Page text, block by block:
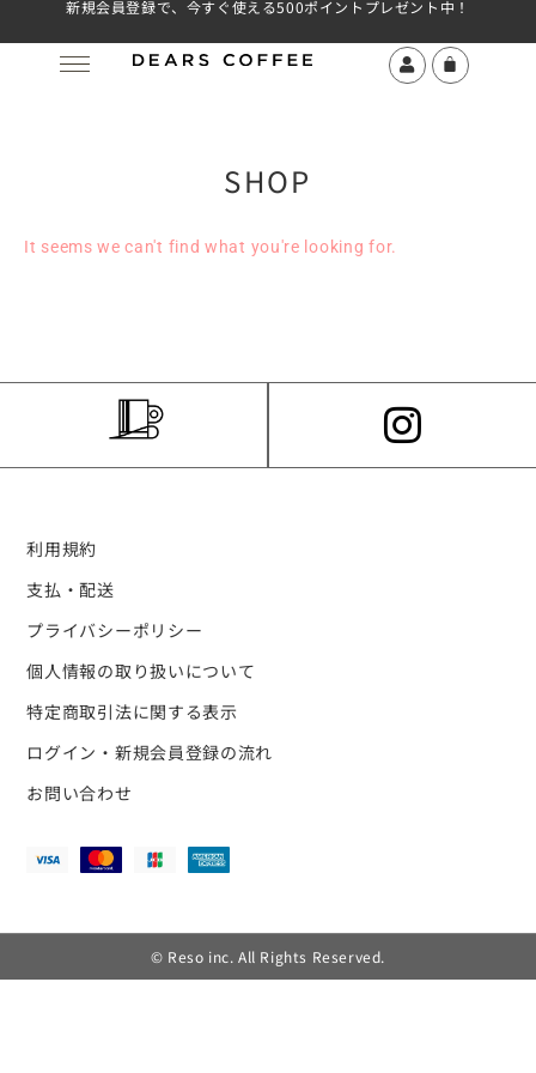
新規会員登録で、今すぐ使える500ポイントプレゼント中！
SHOP
It seems we can't find what you're looking for.
利用規約
支払・配送
プライバシーポリシー
個人情報の取り扱いについて
特定商取引法に関する表示
ログイン・新規会員登録の流れ
お問い合わせ
© Reso inc. All Rights Reserved.